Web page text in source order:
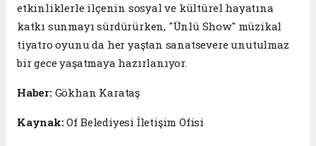
etkinliklerle ilçenin sosyal ve kültürel hayatına
katkı sunmayı sürdürürken, "Ünlü Show" müzikal
tiyatro oyunu da her yaştan sanatsevere unutulmaz
bir gece yaşatmaya hazırlanıyor.
Haber:Gökhan Karataş
Kaynak:Of Belediyesi İletişim Ofisi